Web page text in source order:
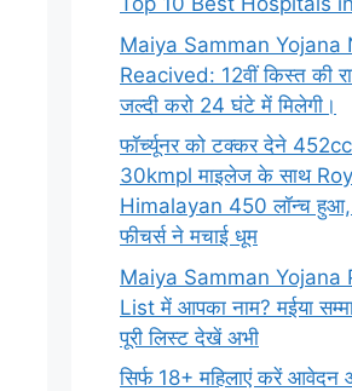
Maiya Samman Yojana
Reacived: 12वीं किस्त की
जल्दी करो 24 घंटे में मिलेगी।
फॉर्च्यूनर को टक्कर देने
30kmpl माइलेज के साथ
Himalayan 450 लॉन्च हुआ,
फीचर्स ने मचाई धूम
Maiya Samman Yojana
List में आपका नाम? मईया
पूरी लिस्ट देखें अभी
सिर्फ 18+ महिलाएं करें आवेदन